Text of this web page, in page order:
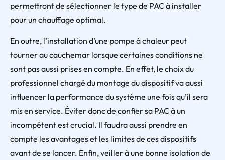
permettront de sélectionner le type de PAC à installer
pour un chauffage optimal.
En outre, l’installation d’une pompe à chaleur peut
tourner au cauchemar lorsque certaines conditions ne
sont pas aussi prises en compte. En effet, le choix du
professionnel chargé du montage du dispositif va aussi
influencer la performance du système une fois qu’il sera
mis en service. Éviter donc de confier sa PAC à un
incompétent est crucial. Il faudra aussi prendre en
compte les avantages et les limites de ces dispositifs
avant de se lancer. Enfin, veiller à une bonne isolation de